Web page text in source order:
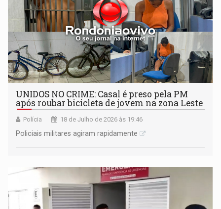
UNIDOS NO CRIME: Casal é preso pela PM
após roubar bicicleta de jovem na zona Leste
Polícia 18 de Julho de 2026 às 19:46
Policiais militares agiram rapidamente